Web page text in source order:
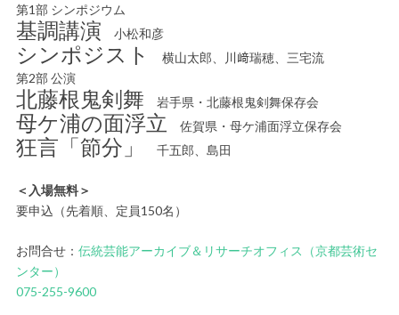
第1部 シンポジウム
基調講演 小松和彦
シンポジスト
横山太郎、川﨑瑞穂、三宅流
第2部 公演
北藤根鬼剣舞 岩手県・北藤根鬼剣舞保存会
母ケ浦の面浮立 佐賀県・母ケ浦面浮立保存会
狂言「節分」 千五郎、島田
＜入場無料＞
要申込（先着順、定員150名）
お問合せ： 伝統芸能アーカイブ＆リサーチオフィス（京都芸術セ
ンター）
075-255-9600